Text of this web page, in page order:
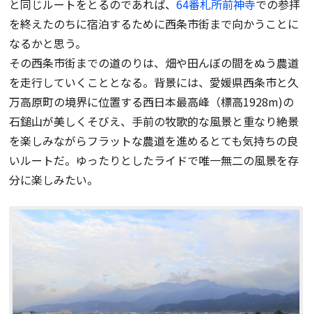
と同じルートをとるのであれば、64番札所前神寺での参拝
を終えたのちに宿泊するために西条市街まで向かうことに
なるかと思う。
その西条市街までの道のりは、畑や田んぼの間をぬう農道
を走行していくこととなる。背景には、愛媛県西条市と久
万高原町の境界に位置する西日本最高峰（標高1928m)の
石鎚山が美しくそびえ、手前の牧歌的な風景と重なり絶景
を楽しみながらフラットな農道を進めるとても気持ちの良
いルートだ。ゆったりとしたライドで唯一無二の風景を存
分に楽しみたい。